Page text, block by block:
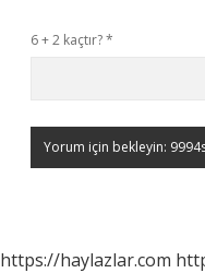
6 + 2 kaçtır?*
https://haylazlar.com